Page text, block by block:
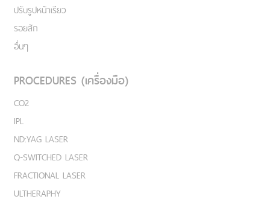
ปรับรูปหน้าเรียว
รอยสัก
อื่นๆ
PROCEDURES (เครื่องมือ)
CO2
IPL
ND:YAG LASER
Q-SWITCHED LASER
FRACTIONAL LASER
ULTHERAPHY